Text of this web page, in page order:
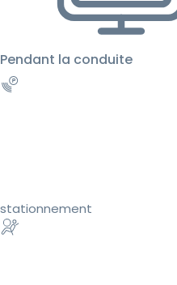
Pendant la conduite
stationnement